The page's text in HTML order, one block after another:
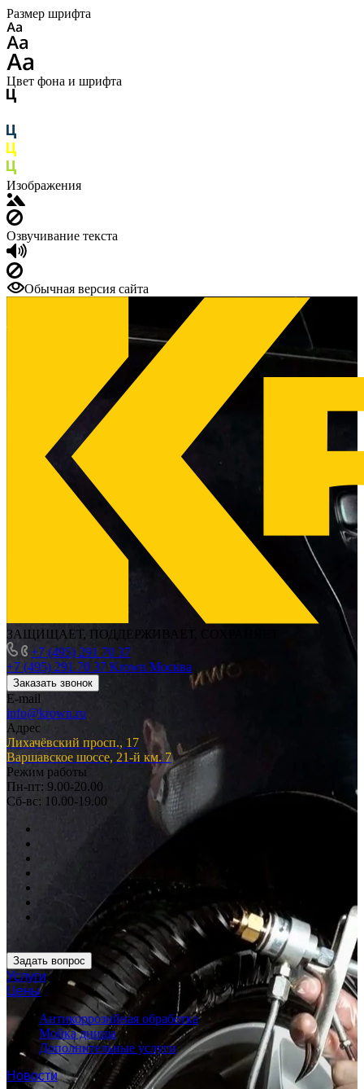
Размер шрифта
Цвет фона и шрифта
Изображения
Озвучивание текста
Обычная версия сайта
ЗАЩИЩАЕТ, ПОДДЕРЖИВАЕТ, СОХРАНЯЕТ
+7 (495) 291 70 37
+7 (495) 291 70 37 Krown Москва
Заказать звонок
E-mail
info@krown.ru
Адрес
Лихачёвский просп., 17
Варшавское шоссе, 21-й км. 7
Режим работы
Пн-пт: 9.00-20.00
Сб-вс: 10.00-19.00
Задать вопрос
Услуги
Цены
Антикоррозийная обработка
Мойка днища
Дополнительные услуги
Новости